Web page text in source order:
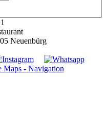
Neuenbürg